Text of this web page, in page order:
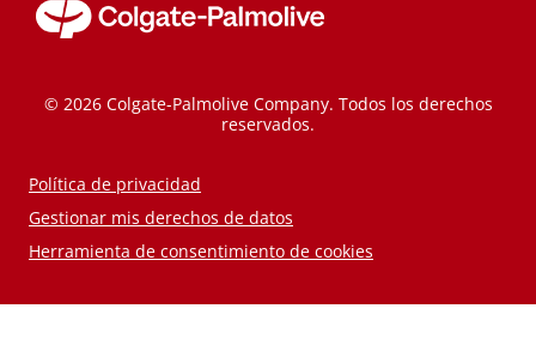
© 2026 Colgate-Palmolive Company. Todos los derechos
reservados.
Política de privacidad
Gestionar mis derechos de datos
Herramienta de consentimiento de cookies